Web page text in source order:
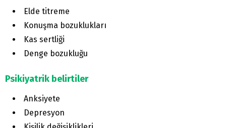
Elde titreme
Konuşma bozuklukları
Kas sertliği
Denge bozukluğu
Psikiyatrik belirtiler
Anksiyete
Depresyon